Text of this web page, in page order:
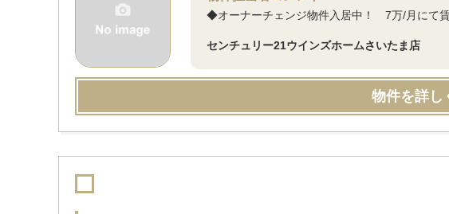
◆オーナーチェンジ物件入居中！ 7万/月にて
センチュリー21ウインズホームさいたま店
物件を詳し